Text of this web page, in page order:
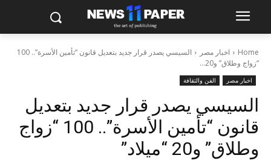
Home اخبار مصر
السيسي يصدر قرار جديد بتعديل قانون “تأمين الأسرة”.. 100
“زواج وطلاق” و20...
اخبار مصر الفن والثقافة
السيسي يصدر قرار جديد بتعديل
قانون “تأمين الأسرة”.. 100 “زواج
وطلاق” و20 “ميلاد”